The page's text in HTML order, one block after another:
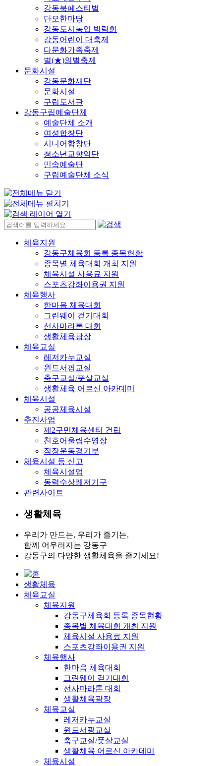
강동북페스티벌
단오한마당
강동도시농업 박람회
강동어린이 대축제
다문화가족축제
별(★)의별축제
문화시설
강동문화재단
문화시설
구립도서관
강동구립예술단체
예술단체 소개
여성합창단
시니어합창단
청소년교향악단
민속예술단
구립예술단체 소식
체육지원
강동구체육회 등록 종목현황
종목별 체육대회 개최 지원
체육시설 사용료 지원
스포츠강좌이용권 지원
체육행사
한마음 체육대회
그린웨이 걷기대회
선사마라톤 대회
생활체육광장
체육교실
레저카누교실
윈드서핑교실
축구교실/풋살교실
생활체육 어르신 아카데미
체육시설
공공체육시설
추진사업
제2구민체육센터 건립
천호어울림수영장
직장운동경기부
체육시설 등 신고
체육시설업
동력수상레저기구
관련사이트
생활체육
우리가 만드는, 우리가 즐기는,
함께 어우러지는 강동구
강동구의 다양한 생활체육을 즐기세요!
생활체육
체육교실
체육지원
강동구체육회 등록 종목현황
종목별 체육대회 개최 지원
체육시설 사용료 지원
스포츠강좌이용권 지원
체육행사
한마음 체육대회
그린웨이 걷기대회
선사마라톤 대회
생활체육광장
체육교실
레저카누교실
윈드서핑교실
축구교실/풋살교실
생활체육 어르신 아카데미
체육시설